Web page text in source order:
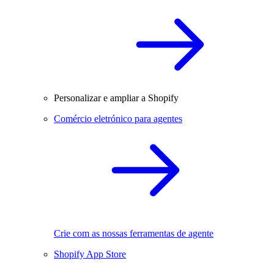
Personalizar e ampliar a Shopify
Comércio eletrónico para agentes
Crie com as nossas ferramentas de agente
Shopify App Store